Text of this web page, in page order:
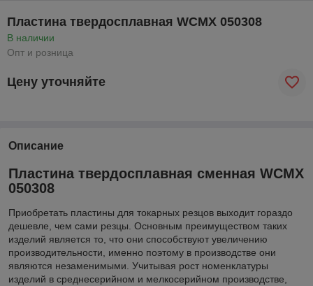
Пластина твердосплавная WCMX 050308
В наличии
Опт и розница
Цену уточняйте
Описание
Пластина твердосплавная сменная WCMX
050308
Приобретать пластины для токарных резцов выходит гораздо
дешевле, чем сами резцы. Основным преимуществом таких
изделий является то, что они способствуют увеличению
производительности, именно поэтому в производстве они
являются незаменимыми. Учитывая рост номенклатуры
изделий в среднесерийном и мелкосерийном производстве,